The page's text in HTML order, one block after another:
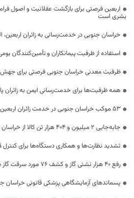
اربعین فرصتی برای بازگشت عقلانیت و اصول
بشری است
خراسان جنوبی در خدمت‌رسانی به زائران
استفاده از ظرفیت پیمانکاران و تأمین‌کنندگان
ظرفیت معدنی خراسان جنوبی فرصتی برای
همه ظرفیت‌ها برای خدمت‌رسانی ایمن به زائران
53 موکب خراسان جنوبی در خدمت زائران اربعین
جابه‌جایی 2 میلیون و 404 هزار تن کالا از خراسان جنوبی به سراسر کشور
تشدید نظارت‌ها و همکاری دستگاه‌ها برای
رفع 40 هزار نشتی گاز و کشف 76 مورد سرقت گاز در چهار ماهه نخست سال
پسماندهای آزمایشگاهی پزشکی قانونی خراسان